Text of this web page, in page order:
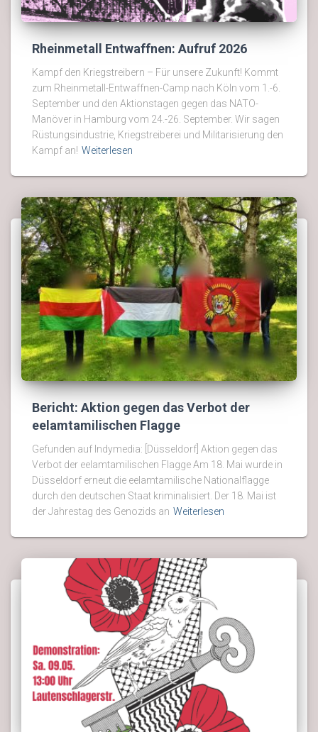
Rheinmetall Entwaffnen: Aufruf 2026
Kampf den Kriegstreibern – Für unsere Zukunft! Kommt
zum Rheinmetall-Entwaffnen-Camp nach Köln vom 1.-6.
September und den Aktionstagen gegen das NATO-
Manöver in Hamburg vom 24.-26. September. Wir sagen
Rüstungsindustrie, Kriegstreiberei und Militarisierung den
Kampf an! Weiterlesen
Bericht: Aktion gegen das Verbot der
eelamtamilischen Flagge
Gefunden auf Indymedia: [Düsseldorf] Aktion gegen das
Verbot der eelamtamilischen Flagge Am 18. Mai wurde in
Düsseldorf erneut die eelamtamilische Nationalflagge
durch den deutschen Staat kriminalisiert. Der 18. Mai ist
der Jahrestag des Genozids an Weiterlesen